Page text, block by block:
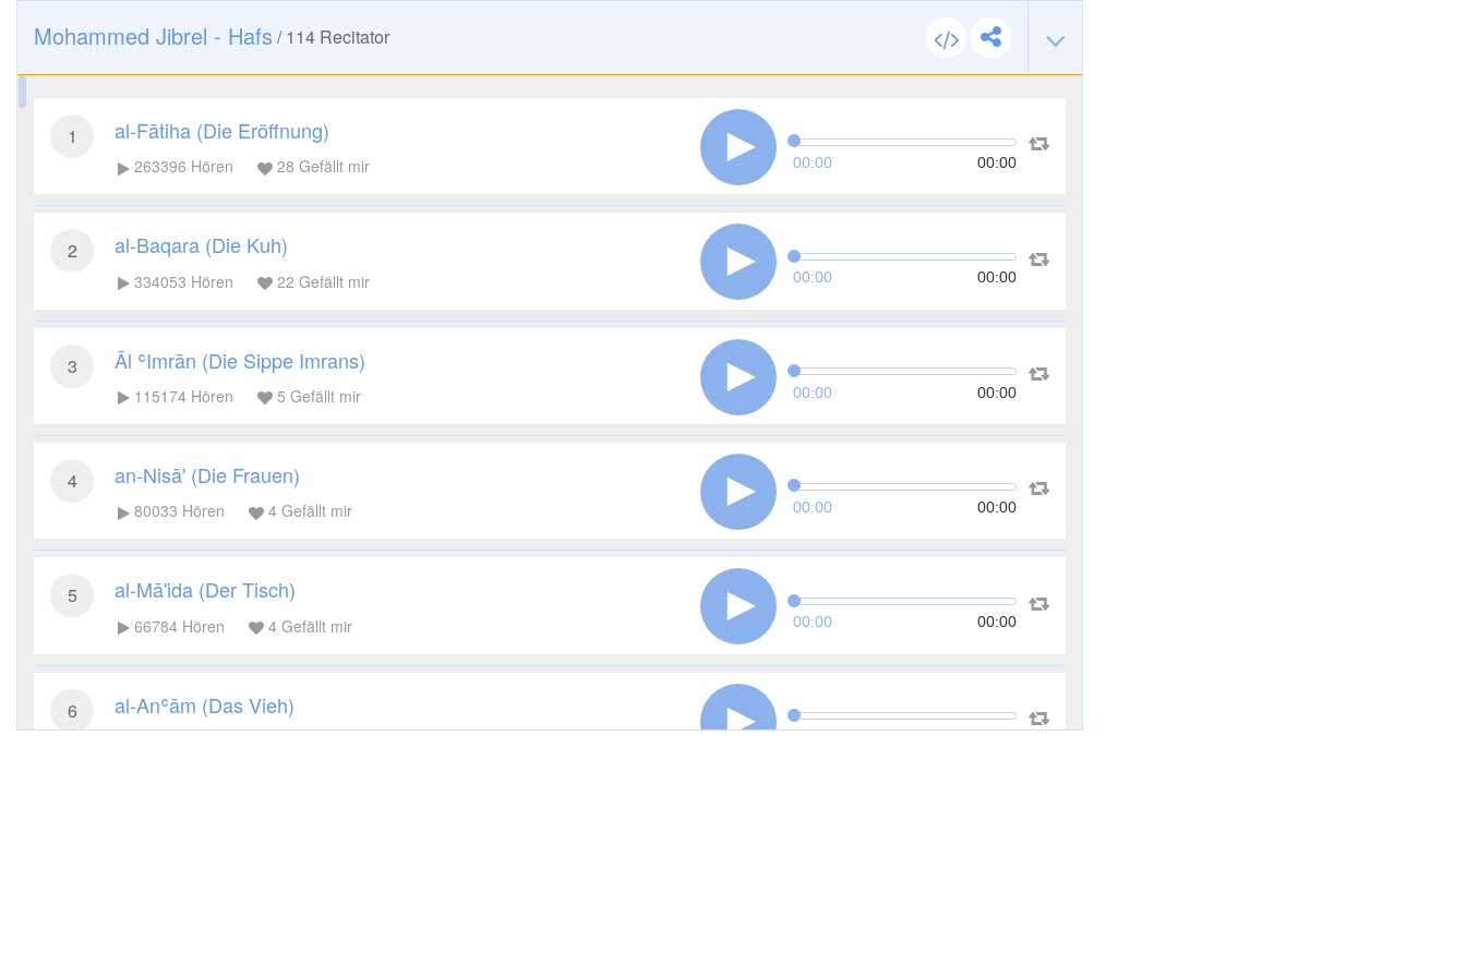
Mohammed Jibrel - Hafs /114 Recitator
1 al-Fātiha (Die Eröffnung)
263396 Hören 28 Gefällt mir 00:00 00:00
2 al-Baqara (Die Kuh)
334053 Hören 22 Gefällt mir 00:00 00:00
3 Āl ʿImrān (Die Sippe Imrans)
115174 Hören 5 Gefällt mir 00:00 00:00
4 an-Nisā' (Die Frauen)
80033 Hören 4 Gefällt mir 00:00 00:00
5 al-Mā'ida (Der Tisch)
66784 Hören 4 Gefällt mir 00:00 00:00
6 al-Anʿām (Das Vieh)
00:00 00:00